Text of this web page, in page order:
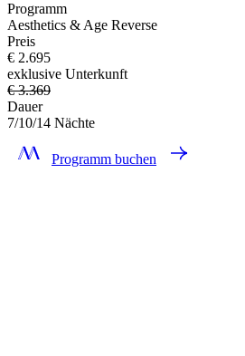
Programm
Aesthetics & Age Reverse
Preis
€ 2.695
exklusive Unterkunft
€ 3.369
Dauer
7/10/14 Nächte
Programm buchen